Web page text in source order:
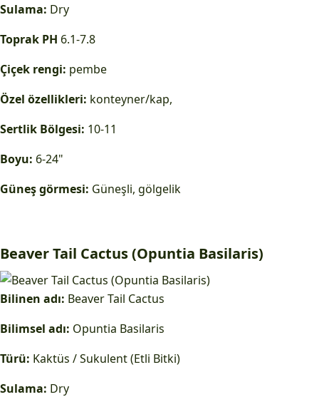
Sulama: Dry
Toprak PH 6.1-7.8
Çiçek rengi: pembe
Özel özellikleri: konteyner/kap,
Sertlik Bölgesi: 10-11
Boyu: 6-24"
Güneş görmesi: Güneşli, gölgelik
Beaver Tail Cactus (Opuntia Basilaris)
Bilinen adı: Beaver Tail Cactus
Bilimsel adı: Opuntia Basilaris
Türü: Kaktüs / Sukulent (Etli Bitki)
Sulama: Dry